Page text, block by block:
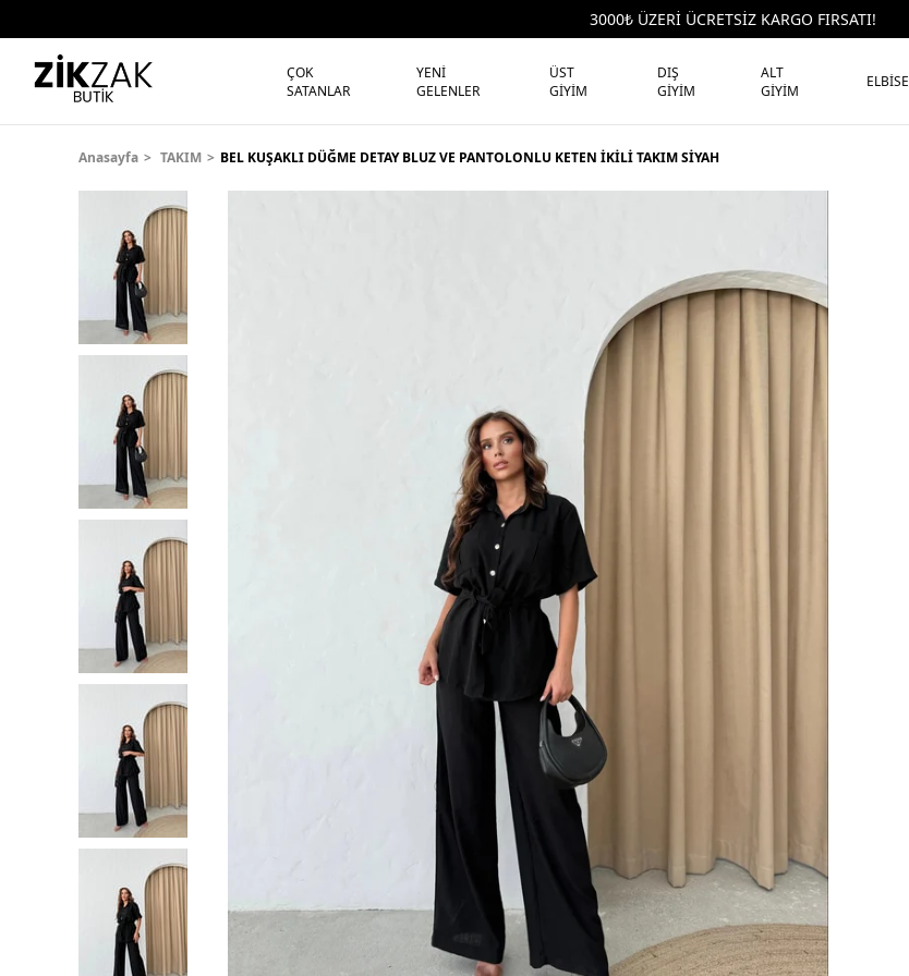
3000₺ ÜZERİ ÜCRETSİZ KARGO FIRSATI!
ÇOK
SATANLAR
YENİ
GELENLER
ÜST
GİYİM
DIŞ
GİYİM
ALT
GİYİM
ELBİSE
Anasayfa TAKIM BEL KUŞAKLI DÜĞME DETAY BLUZ VE PANTOLONLU KETEN İKİLİ TAKIM SİYAH